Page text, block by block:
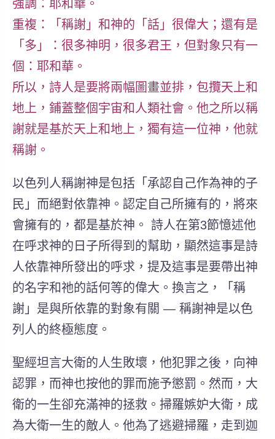
強調：耶和華。
重複：「稱謝」和神的「話」很偉大；還有是
「多」：很多神明，很多君王，但對象只有一
個：耶和華。
所以，詩人是要將兩幅圖畫並排，包攬天上和
地上，鋪蓋整個宇宙和人類社會。他之所以稱
謝就是基於天上和地上，獨有這一位神，他就
稱謝。
以色列人稱謝神是包括「承認自己作為神的子
民」而絕對依靠神。 認定自己所擁有的，將來
會擁有的，都是基於神。 詩人在第3節憶述他
在呼求神的日子所得到的幫助，顯然這事是詩
人依靠神所發出的呼求，提及這事是要帶出神
的名字和祂的話何等的偉大。換言之，「稱
謝」是與所依靠的對象有關 — 稱謝神是以色
列人的終極態度。
聖經坦言大衛的人生敗壞，他犯罪之後，向神
認罪，而神也按他的罪而施予懲罰。然而，大
衛的一生卻充滿神的拯救。掃羅嫉妒大衛，成
為大衛一生的敵人。他為了逃避掃羅，走到迦